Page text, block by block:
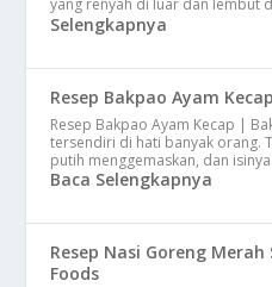
yang renyah di luar dan lembut
Selengkapnya
Resep Bakpao Ayam
Resep Bakpao Ayam Kecap |
tersendiri di hati banyak orang.
putih menggemaskan, dan
Baca Selengkapnya
Resep Nasi Goreng
Foods